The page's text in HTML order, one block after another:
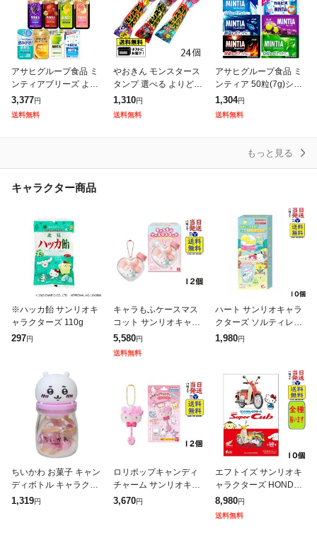
アサヒグループ食品 ミ
ンティアブリーズ より
どり16個 (送料無料)(ポ
ストB)ミンティア/選べ
る/ミンティアブリーズ/
3,377円
送料無料
やおきん モンスタース
タンプ 選べる よりどり
(24個) コーラ サイダー
キャンディ ハロウィン
らむね ラムネ菓子 お菓
1,310円
送料無料
アサヒグループ食品 ミ
ンティア 50粒(7g)シリ
ーズ よりどり10個 (送
料無料)(ポストA)ミンテ
ィア/選べる/よりどり/
1,304円
送料無料
もっと見る
キャラクター商品
※ハッカ飴 サンリオキ
ャラクターズ 110g
297円
キャラもふケースマス
コット サンリオキャラ
クターズ 12個 BOX 食
玩
5,580円
送料無料
ハート サンリオキャラ
クターズ ソルティレモ
ンポップ 10個 BOX 食
1,980円
ちいかわ お菓子 キャン
ディボトル キャラクタ
ー グッズ
1,319円
ロリポップキャンディ
チャーム サンリオキャ
ラクターズ 12個 BOX
3,670円
エフトイズ サンリオキ
ャラクターズ HONDA
Super Cub 10個 BOX
食玩
8,980円
送料無料